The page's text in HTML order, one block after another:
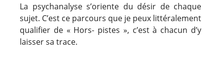
La psychanalyse s’oriente du désir de chaque
sujet. C’est ce parcours que je peux littéralement
qualifier de « Hors- pistes », c’est à chacun d’y
laisser sa trace.